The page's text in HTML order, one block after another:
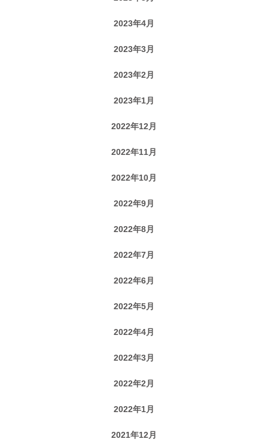
2023年4月
2023年3月
2023年2月
2023年1月
2022年12月
2022年11月
2022年10月
2022年9月
2022年8月
2022年7月
2022年6月
2022年5月
2022年4月
2022年3月
2022年2月
2022年1月
2021年12月